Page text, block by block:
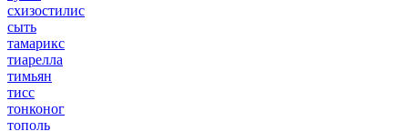
схизостилис
сыть
тамарикс
тиарелла
тимьян
тисс
тонконог
тополь